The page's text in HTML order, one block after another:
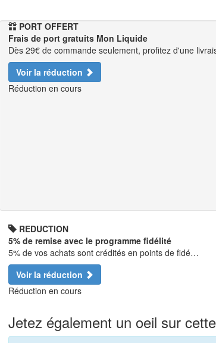
PORT OFFERT
Frais de port gratuits Mon Liquide
Dès 29€ de commande seulement, profitez d'une
Voir la réduction
Réduction en cours
REDUCTION
5% de remise avec le programme fidélité
5% de vos achats sont crédités en points de fidé…
Voir la réduction
Réduction en cours
Jetez également un oeil sur